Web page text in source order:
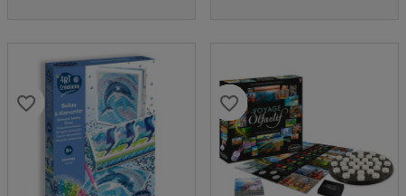
favorite_border
favorite_border
favorite_border
favorite_border
favorite_border favorite_border
favorite_border
favorite_border
favorite_border
favorite_border